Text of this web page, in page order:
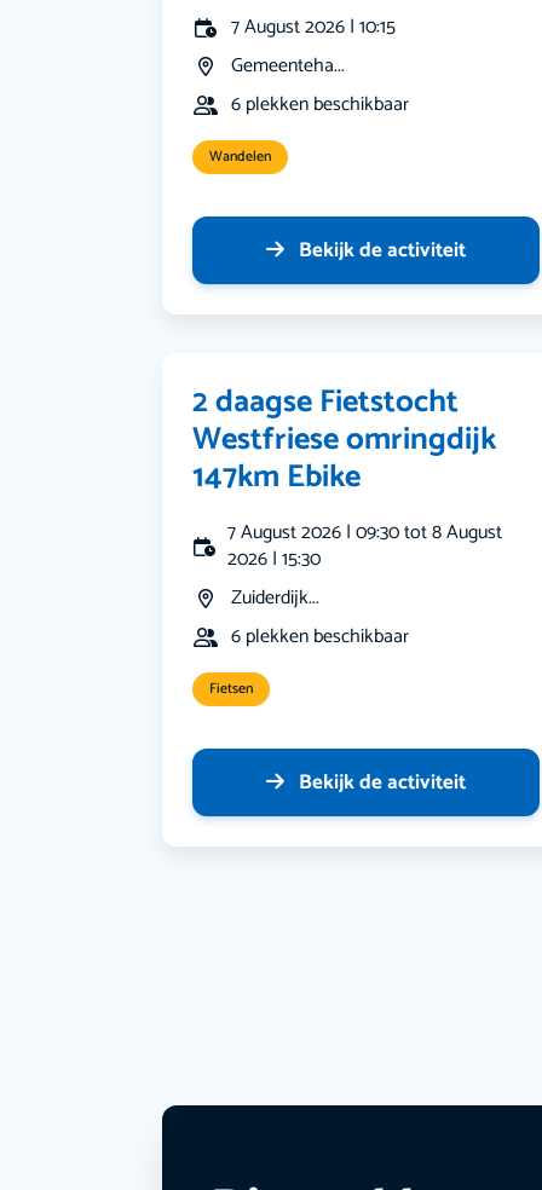
7 August 2026 | 10:15
Gemeenteha...
6 plekken beschikbaar
Wandelen
Bekijk de activiteit
2 daagse Fietstocht
Westfriese omringdijk
147km Ebike
7 August 2026 | 09:30 tot 8 August
2026 | 15:30
Zuiderdijk...
6 plekken beschikbaar
Fietsen
Bekijk de activiteit